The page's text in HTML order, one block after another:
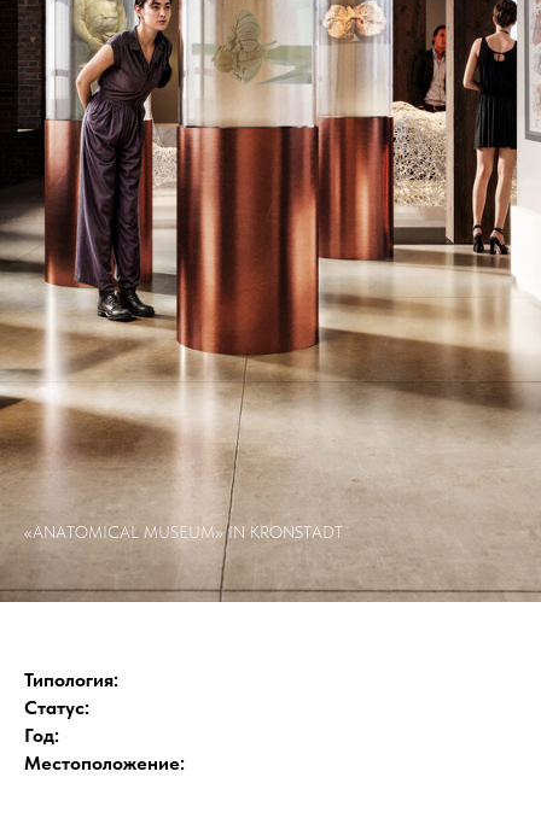
«ANATOMICAL MUSEUM» IN KRONSTADT
Типология:
Статус:
Год:
Местоположение: